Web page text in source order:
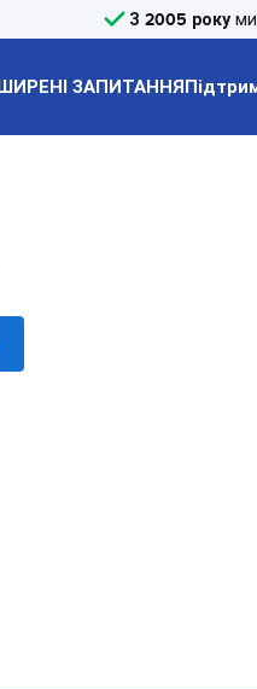
З 2005 року
ЗАПИТАННЯ